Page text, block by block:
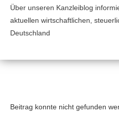
Über unseren Kanzleiblog
aktuellen wirtschaftlichen,
Deutschland
Beitrag konnte nicht gefunden